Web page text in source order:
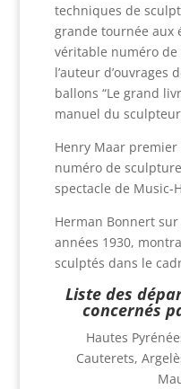
techniques de
grande tournée aux
véritable numéro de
l’auteur d’ouvrages
ballons “Le grand
manuel du
Henry Maar
numéro de
spectacle de Music-
Herman Bonnert
années 1930,
sculptés dans le
Liste des
concernés
Hautes
Cauterets,